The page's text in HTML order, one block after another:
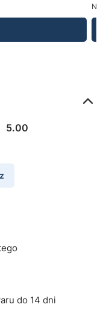
5.00
do 14 dni